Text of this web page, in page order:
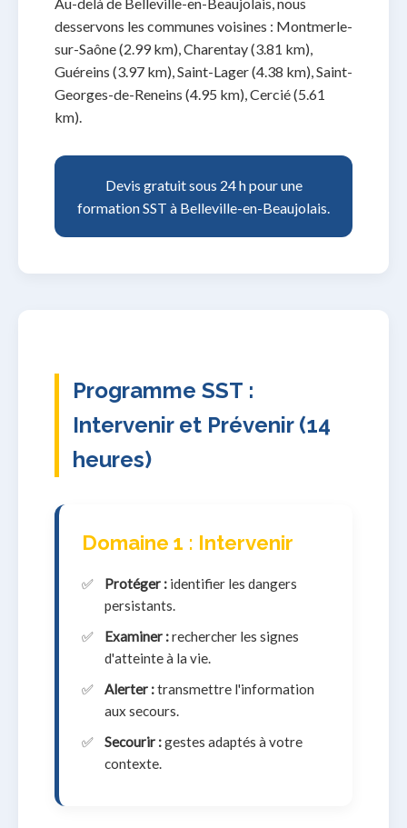
desservons les communes voisines : Montmerle-
sur-Saône (2.99 km), Charentay (3.81 km),
Guéreins (3.97 km), Saint-Lager (4.38 km), Saint-
Georges-de-Reneins (4.95 km), Cercié (5.61
km).
Devis gratuit sous 24 h pour une
formation SST à Belleville-en-Beaujolais.
Programme SST :
Intervenir et Prévenir (14
heures)
Domaine 1 : Intervenir
Protéger : identifier les dangers
persistants.
Examiner :rechercher les signes
d'atteinte à la vie.
Alerter :transmettre l'information
aux secours.
Secourir :gestes adaptés à votre
contexte.